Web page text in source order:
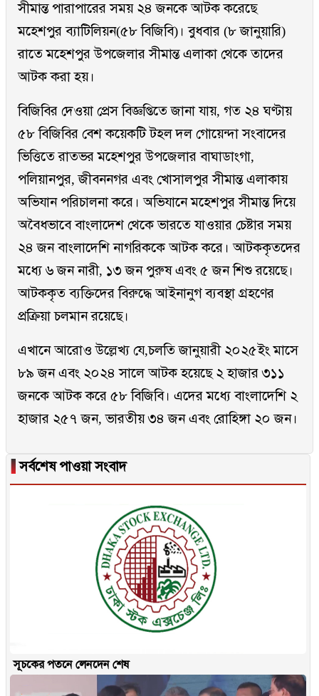
সীমান্ত পারাপারের সময় ২৪ জনকে আটক করেছে
মহেশপুর ব্যাটিলিয়ন(৫৮ বিজিবি)। বুধবার (৮ জানুয়ারি)
রাতে মহেশপুর উপজেলার সীমান্ত এলাকা থেকে তাদের
আটক করা হয়।
বিজিবির দেওয়া প্রেস বিজ্ঞপ্তিতে জানা যায়, গত ২৪ ঘণ্টায়
৫৮ বিজিবির বেশ কয়েকটি টহল দল গোয়েন্দা সংবাদের
ভিত্তিতে রাতভর মহেশপুর উপজেলার বাঘাডাংগা,
পলিয়ানপুর, জীবননগর এবং খোসালপুর সীমান্ত এলাকায়
অভিযান পরিচালনা করে। অভিযানে মহেশপুর সীমান্ত দিয়ে
অবৈধভাবে বাংলাদেশ থেকে ভারতে যাওয়ার চেষ্টার সময়
২৪ জন বাংলাদেশি নাগরিককে আটক করে। আটককৃতদের
মধ্যে ৬ জন নারী, ১৩ জন পুরুষ এবং ৫ জন শিশু রয়েছে।
আটককৃত ব্যক্তিদের বিরুদ্ধে আইনানুগ ব্যবস্থা গ্রহণের
প্রক্রিয়া চলমান রয়েছে।
এখানে আরোও উল্লেখ্য যে,চলতি জানুয়ারী ২০২৫ইং মাসে
৮৯ জন এবং ২০২৪ সালে আটক হয়েছে ২ হাজার ৩১১
জনকে আটক করে ৫৮ বিজিবি। এদের মধ্যে বাংলাদেশি ২
হাজার ২৫৭ জন, ভারতীয় ৩৪ জন এবং রোহিঙ্গা ২০ জন।
▐সর্বশেষ পাওয়া সংবাদ
সূচকের পতনে লেনদেন শেষ